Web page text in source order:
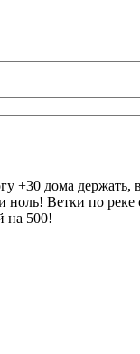
+30 дома
Ветки по реке
на 500!